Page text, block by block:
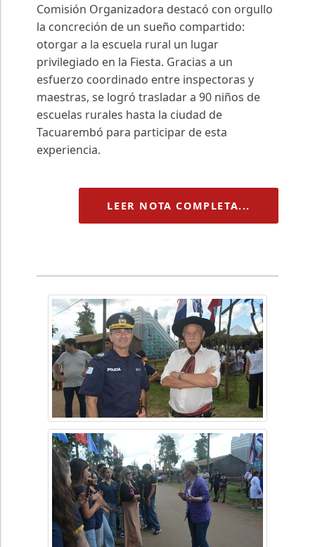
Comisión Organizadora destacó con orgullo
la concreción de un sueño compartido:
otorgar a la escuela rural un lugar
privilegiado en la Fiesta. Gracias a un
esfuerzo coordinado entre inspectoras y
maestras, se logró trasladar a 90 niños de
escuelas rurales hasta la ciudad de
Tacuarembó para participar de esta
experiencia.
LEER NOTA COMPLETA...